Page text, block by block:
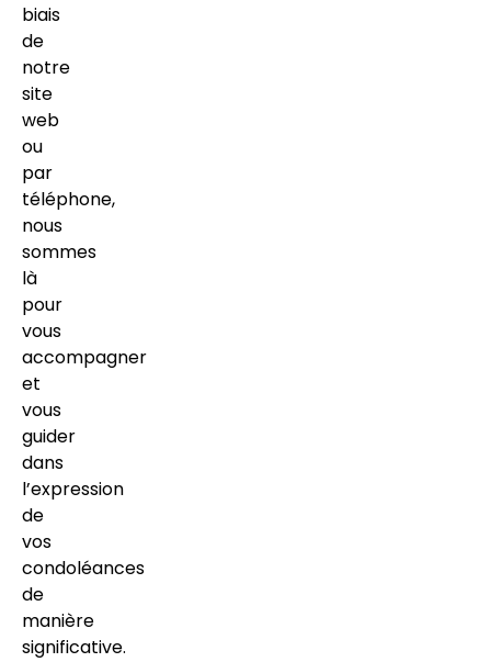
biais
de
notre
site
web
ou
par
téléphone,
nous
sommes
là
pour
vous
accompagner
et
vous
guider
dans
l’expression
de
vos
condoléances
de
manière
significative.